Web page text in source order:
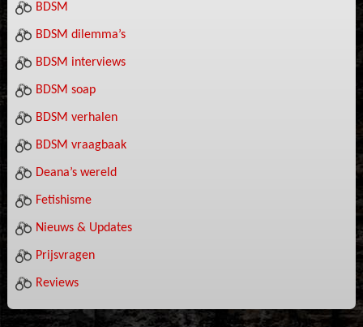
BDSM
BDSM dilemma’s
BDSM interviews
BDSM soap
BDSM verhalen
BDSM vraagbaak
Deana’s wereld
Fetishisme
Nieuws & Updates
Prijsvragen
Reviews